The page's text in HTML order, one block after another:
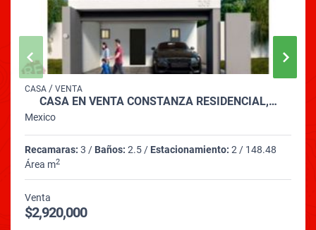
CASA / VENTA
CASA EN VENTA CONSTANZA RESIDENCIAL,…
Mexico
Recamaras: 3 / Baños: 2.5 / Estacionamiento: 2 / 148.48
Área m2
Venta
$2,920,000